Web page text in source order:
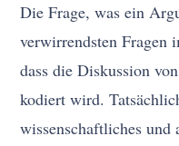
Die Frage, was ein
verwirrendsten
dass die Diskussion
kodiert wird.
wissenschaftliches und